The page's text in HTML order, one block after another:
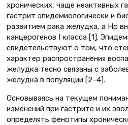
хронических, чаще неактивных
гастрит эпидемиологически и
развитием рака желудка, а Hp
канцерогенов I класса [1].
свидетельствуют о том, что
характер распространения
желудка тесно связаны с
желудка в популяции [2–4].
Основываясь на текущем
изменений при гастрите и их
определять фенотипы